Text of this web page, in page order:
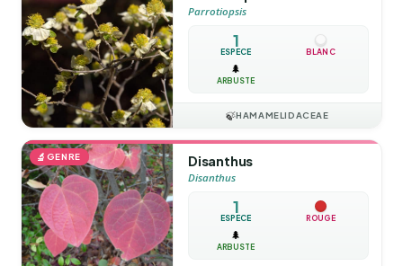
Parrotiopsis
1
ESPÈCE BLANC
🌲
ARBUSTE
🍃HAMAMELIDACEAE
🔬 GENRE Disanthus
Disanthus
1
ESPÈCE ROUGE
🌲
ARBUSTE